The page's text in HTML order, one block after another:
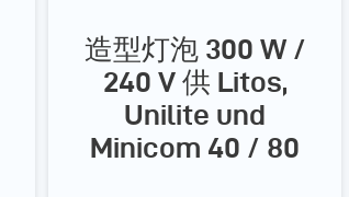
造型灯泡 300 W /
240 V 供 Litos,
Unilite und
Minicom 40 / 80